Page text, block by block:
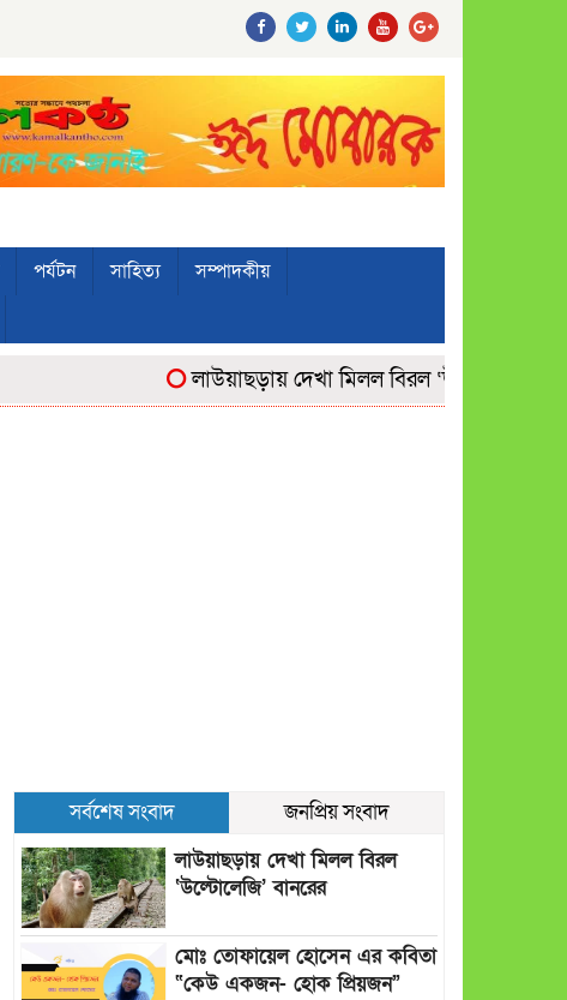
পর্যটন সাহিত্য
সম্পাদকীয়
লাউয়াছড়ায় দেখা মিলল বিরল ‘উল্টোলেজি’ বানরের
সর্বশেষ সংবাদ
জনপ্রিয় সংবাদ
লাউয়াছড়ায় দেখা মিলল বিরল
‘উল্টোলেজি’ বানরের
মোঃ তোফায়েল হোসেন এর কবিতা
“কেউ একজন- হোক প্রিয়জন”